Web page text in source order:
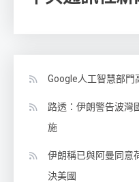
Google人工智慧部
路透：伊朗警告波
施
伊朗稱已與阿曼同
決美國